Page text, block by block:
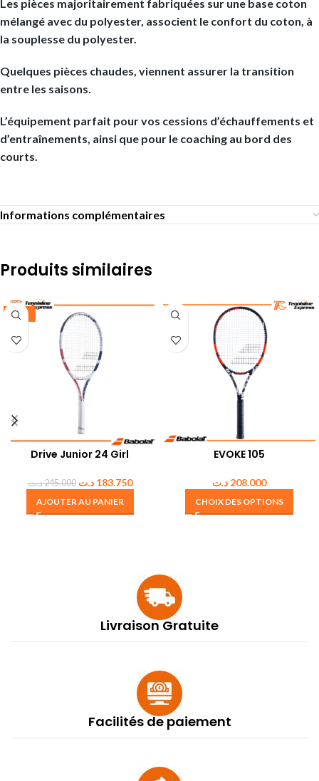
Les pièces majoritairement fabriquées sur une base coton
mélangé avec du polyester, associent le confort du coton, à
la souplesse du polyester.
Quelques pièces chaudes, viennent assurer la transition
entre les saisons.
L’équipement parfait pour vos cessions d’échauffements et
d’entraînements, ainsi que pour le coaching au bord des
courts.
Informations complémentaires
Produits similaires
-25%
Drive Junior 24 Girl
245.000د.ت 183.750 د.ت
AJOUTER AU PANIER
EVOKE 105
208.000 د.ت
CHOIX DES OPTIONS
Livraison Gratuite
Facilités de paiement